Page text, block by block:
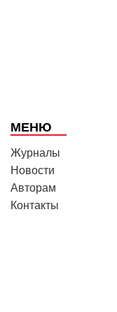
МЕНЮ
Журналы
Новости
Авторам
Контакты